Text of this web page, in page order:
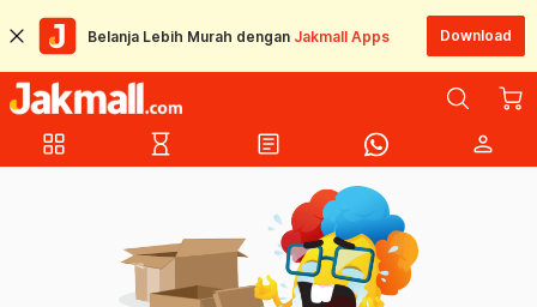
Belanja Lebih Murah dengan Jakmall Apps Download
grid_view hourglass_empty article person